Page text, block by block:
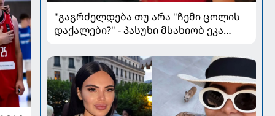
"გაგრძელდება თუ არა "ჩემი ცოლის
დაქალები?" - პასუხი მსახიობ ეკა